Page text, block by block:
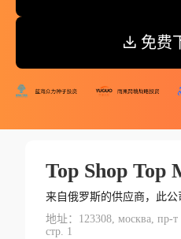
免费
来自俄罗斯的供应商，此
地址：123308, москва, пр-
стр. 1